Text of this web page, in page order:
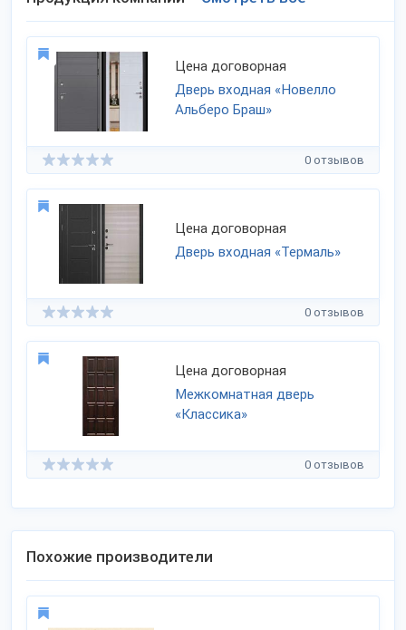
Цена договорная
Дверь входная «Новелло
Альберо Браш»
0 отзывов
Цена договорная
Дверь входная «Термаль»
0 отзывов
Цена договорная
Межкомнатная дверь
«Классика»
0 отзывов
Похожие производители